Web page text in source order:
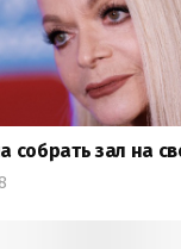
собрать зал на